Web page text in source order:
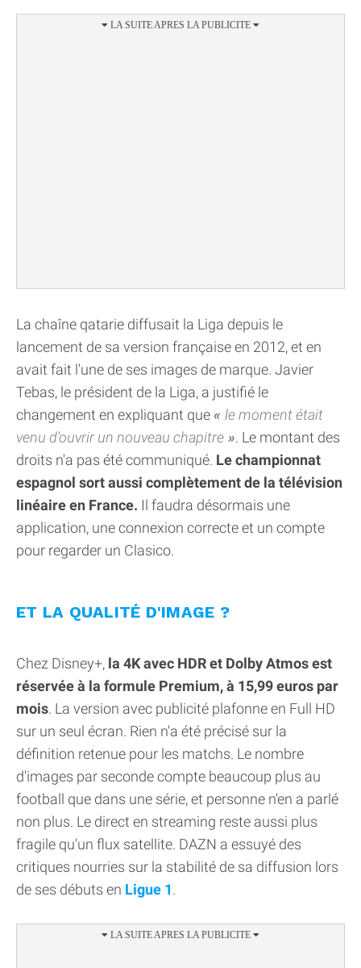
La chaîne qatarie diffusait la Liga depuis le
lancement de sa version française en 2012, et en
avait fait l'une de ses images de marque. Javier
Tebas, le président de la Liga, a justifié le
changement en expliquant que
le moment était
venu d'ouvrir un nouveau chapitre
. Le montant des
droits n'a pas été communiqué. Le championnat
espagnol sort aussi complètement de la télévision
linéaire en France. Il faudra désormais une
application, une connexion correcte et un compte
pour regarder un Clasico.
ET LA QUALITÉ D'IMAGE ?
Chez Disney+, la 4K avec HDR et Dolby Atmos est
réservée à la formule Premium, à 15,99 euros par
mois. La version avec publicité plafonne en Full HD
sur un seul écran. Rien n'a été précisé sur la
définition retenue pour les matchs. Le nombre
d'images par seconde compte beaucoup plus au
football que dans une série, et personne n'en a parlé
non plus. Le direct en streaming reste aussi plus
fragile qu'un flux satellite. DAZN a essuyé des
critiques nourries sur la stabilité de sa diffusion lors
de ses débuts en Ligue 1.